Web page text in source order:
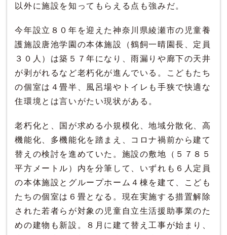
以外に施設を知ってもらえる点も強みだ。
今年設立８０年を迎えた神奈川県綾瀬市の児童養
護施設唐池学園の本体施設（鶴飼一晴園長、定員
３０人）は築５７年になり、雨漏りや廊下の天井
が剥がれるなど老朽化が進んでいる。こどもたち
の個室は４畳半、風呂場やトイレも手狭で快適な
住環境とは言いがたい現状がある。
老朽化と、国が求める小規模化、地域分散化、高
機能化、多機能化を踏まえ、コロナ禍前から建て
替えの検討を進めていた。施設の敷地（５７８５
平方メートル）内を分筆して、いずれも６人定員
の本体施設とグループホーム４棟を建て、こども
たちの個室は６畳となる。現在実施する措置解除
された若者らが対象の児童自立生活援助事業のた
めの建物も新設。８月に建て替え工事が始まり、